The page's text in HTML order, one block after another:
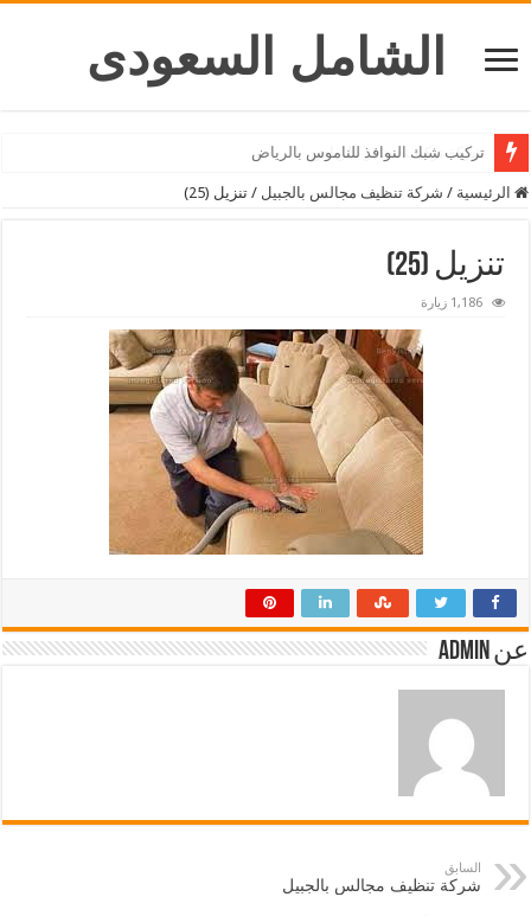
الشامل السعودى
شركة تركيب ستائر بالرياض
الرئيسية / شركة تنظيف مجالس بالجبيل / تنزيل (25)
تنزيل (25)
1,186 زيارة
عن admin
السابق
شركة تنظيف مجالس بالجبيل